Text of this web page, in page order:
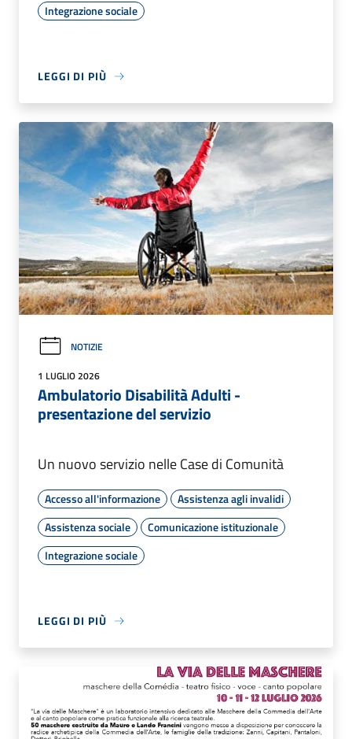
Integrazione sociale
LEGGI DI PIÙ
NOTIZIE
1 LUGLIO 2026
Ambulatorio Disabilità Adulti -
presentazione del servizio
Un nuovo servizio nelle Case di Comunità
Accesso all'informazione
Assistenza agli invalidi
Assistenza sociale
Comunicazione istituzionale
Integrazione sociale
LEGGI DI PIÙ